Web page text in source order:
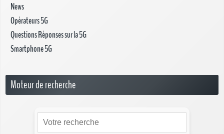
News
Opérateurs 5G
Questions Réponses sur la 5G
Smartphone 5G
Moteur de recherche